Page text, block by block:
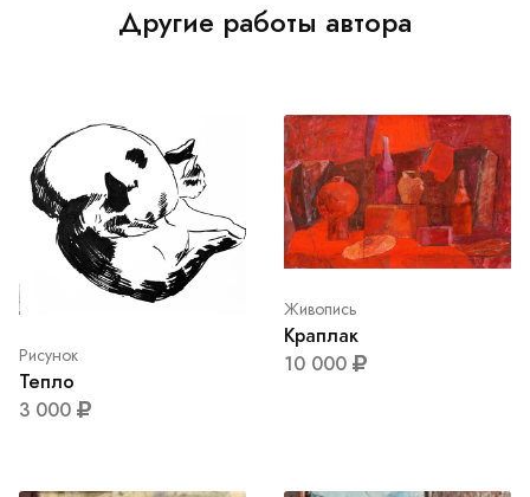
Другие работы автора
Рисунок
Тепло
3 000
Живопись
Краплак
10 000